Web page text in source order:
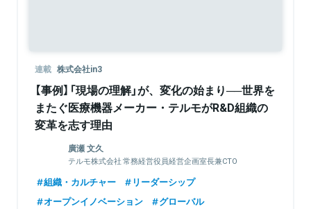
連載 株式会社in3
【事例】「現場の理解」が、変化の始まり──世界を
またぐ医療機器メーカー・テルモがR&D組織の
変革を志す理由
廣瀬 文久
テルモ株式会社 常務経営役員経営企画室長兼CTO
組織・カルチャー
リーダーシップ
オープンイノベーション
グローバル